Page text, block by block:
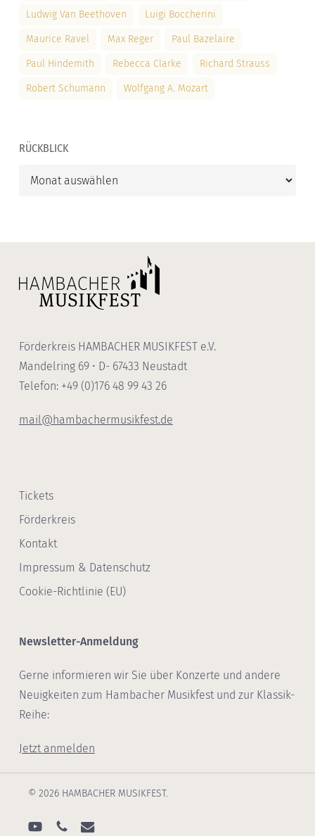
Ludwig Van Beethoven Luigi Boccherini
Maurice Ravel Max Reger Paul Bazelaire
Paul Hindemith Rebecca Clarke Richard Strauss
Robert Schumann Wolfgang A. Mozart
RÜCKBLICK
Rückblick
Förderkreis HAMBACHER MUSIKFEST e.V.
Mandelring 69 • D- 67433 Neustadt
Telefon: +49 (0)176 48 99 43 26
mail@hambachermusikfest.de
Tickets
Förderkreis
Kontakt
Impressum & Datenschutz
Cookie-Richtlinie (EU)
Newsletter-Anmeldung
Gerne informieren wir Sie über Konzerte und andere
Neuigkeiten zum Hambacher Musikfest und zur Klassik-
Reihe:
Jetzt anmelden
© 2026 HAMBACHER MUSIKFEST.
youtubephoneemail